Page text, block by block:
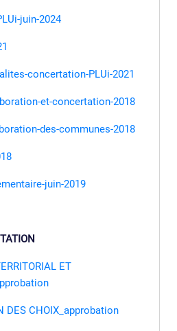
juin-2024
concertation-PLUi-2021
et-concertation-2018
des-communes-2018
juin-2019
ET
DES CHOIX_approbation